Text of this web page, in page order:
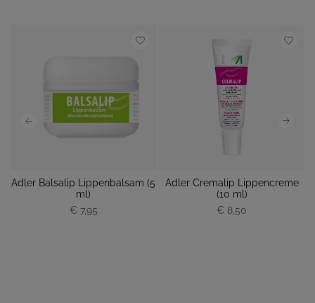
Adler Balsalip Lippenbalsam (5
ml)
€ 7,95
Adler Cremalip Lippencreme
(10 ml)
€ 8,50